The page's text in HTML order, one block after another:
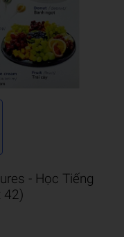
- Học Tiếng
42)